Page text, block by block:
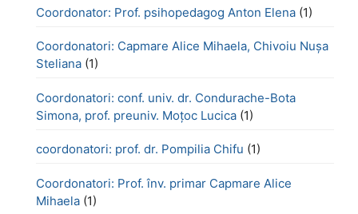
Coordonator: Prof. psihopedagog Anton Elena (1)
Coordonatori: Capmare Alice Mihaela, Chivoiu Nușa
Steliana (1)
Coordonatori: conf. univ. dr. Condurache-Bota
Simona, prof. preuniv. Moțoc Lucica (1)
coordonatori: prof. dr. Pompilia Chifu (1)
Coordonatori: Prof. înv. primar Capmare Alice
Mihaela (1)